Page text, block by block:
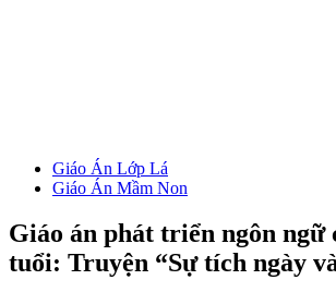
Giáo Án Lớp Lá
Giáo Án Mầm Non
Giáo án phát triển ngôn ngữ
tuổi: Truyện “Sự tích ngày